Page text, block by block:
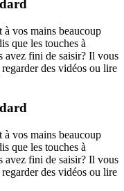
à vos mains beaucoup
que les touches à
avez fini de saisir? Il vous
des vidéos ou lire
à vos mains beaucoup
que les touches à
avez fini de saisir? Il vous
des vidéos ou lire